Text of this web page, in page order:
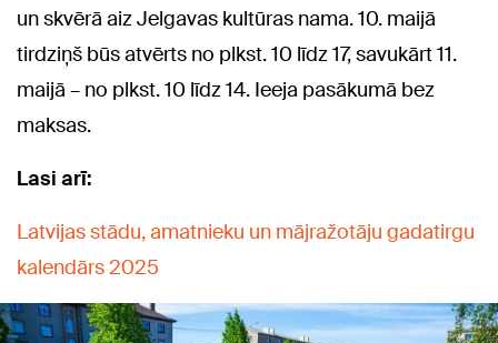
un skvērā aiz Jelgavas kultūras nama. 10. maijā
tirdziņš būs atvērts no plkst. 10 līdz 17, savukārt 11.
maijā – no plkst. 10 līdz 14. Ieeja pasākumā bez
maksas.
Lasi arī:
Latvijas stādu, amatnieku un mājražotāju gadatirgu
kalendārs 2025